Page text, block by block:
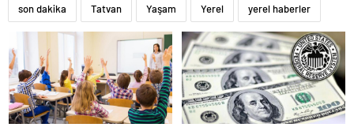
son dakika Tatvan Yaşam Yerel yerel haberler